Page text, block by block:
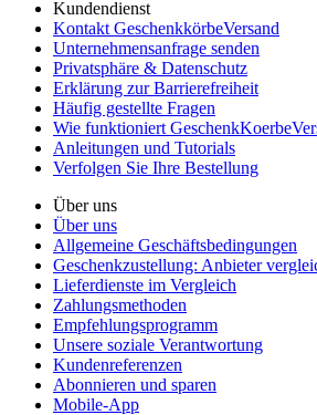
Kundendienst
Kontakt GeschenkkörbeVersand
Unternehmensanfrage senden
Privatsphäre & Datenschutz
Erklärung zur Barrierefreiheit
Häufig gestellte Fragen
Wie funktioniert
Anleitungen und Tutorials
Verfolgen Sie Ihre Bestellung
Über uns
Über uns
Allgemeine Geschäftsbedingungen
Geschenkzustellung: Anbieter
Lieferdienste im Vergleich
Zahlungsmethoden
Empfehlungsprogramm
Unsere soziale Verantwortung
Kundenreferenzen
Abonnieren und sparen
Mobile-App